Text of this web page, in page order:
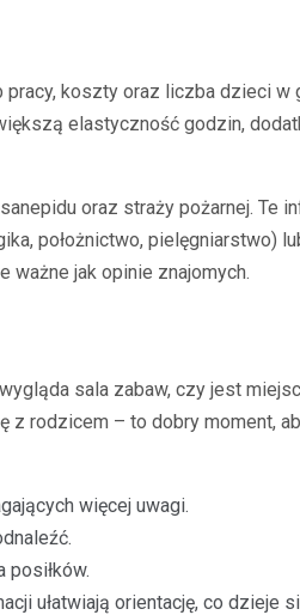
koszty oraz liczba dzieci
elastyczność godzin,
oraz straży pożarnej. Te
położnictwo, pielęgniarstwo)
ważne jak opinie znajomych.
sala zabaw, czy jest
rodzicem – to dobry moment,
więcej uwagi.
posiłków.
ułatwiają orientację, co dzieje